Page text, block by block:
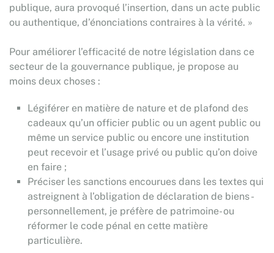
publique, aura provoqué l’insertion, dans un acte public
ou authentique, d’énonciations contraires à la vérité. »
Pour améliorer l’efficacité de notre législation dans ce
secteur de la gouvernance publique, je propose au
moins deux choses :
Légiférer en matière de nature et de plafond des
cadeaux qu’un officier public ou un agent public ou
même un service public ou encore une institution
peut recevoir et l’usage privé ou public qu’on doive
en faire ;
Préciser les sanctions encourues dans les textes qui
astreignent à l’obligation de déclaration de biens -
personnellement, je préfère de patrimoine- ou
réformer le code pénal en cette matière
particulière.